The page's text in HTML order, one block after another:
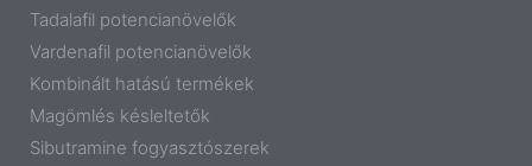
Tadalafil potencianövelők
Vardenafil potencianövelők
Kombinált hatású termékek
Magömlés késleltetők
Sibutramine fogyasztószerek